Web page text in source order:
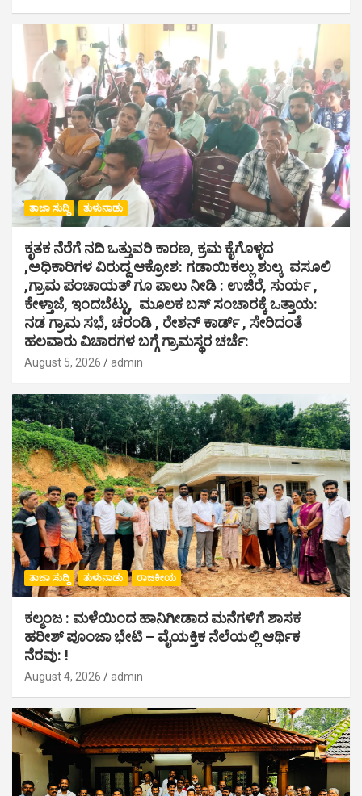
ತಾಜಾ ಸುದ್ದಿ ತುಳುನಾಡು
ಕೃತಕ ನೆರೆಗೆ ನದಿ ಒತ್ತುವರಿ ಕಾರಣ, ಕ್ರಮ ಕೈಗೊಳ್ಳದ
,ಅಧಿಕಾರಿಗಳ ವಿರುದ್ದ ಆಕ್ರೋಶ: ಗಡಾಯಿಕಲ್ಲು ಶುಲ್ಕ ವಸೂಲಿ
,ಗ್ರಾಮ ಪಂಚಾಯತ್ ಗೂ ಪಾಲು ನೀಡಿ : ಉಜಿರೆ, ಸುರ್ಯ ,
ಕೇಳ್ತಾಜೆ, ಇಂದಬೆಟ್ಟು, ಮೂಲಕ ಬಸ್ ಸಂಚಾರಕ್ಕೆ ಒತ್ತಾಯ:
ನಡ ಗ್ರಾಮ ಸಭೆ, ಚರಂಡಿ , ರೇಶನ್ ಕಾರ್ಡ್ , ಸೇರಿದಂತೆ
ಹಲವಾರು ವಿಚಾರಗಳ ಬಗ್ಗೆ ಗ್ರಾಮಸ್ಥರ ಚರ್ಚೆ:
August 5, 2026 admin
ತಾಜಾ ಸುದ್ದಿ ತುಳುನಾಡು ರಾಜಕೀಯ
ಕಲ್ಮಂಜ : ಮಳೆಯಿಂದ ಹಾನಿಗೀಡಾದ ಮನೆಗಳಿಗೆ ಶಾಸಕ
ಹರೀಶ್ ಪೂಂಜಾ ಭೇಟಿ – ವೈಯಕ್ತಿಕ ನೆಲೆಯಲ್ಲಿ ಆರ್ಥಿಕ‌
ನೆರವು: !
August 4, 2026 admin